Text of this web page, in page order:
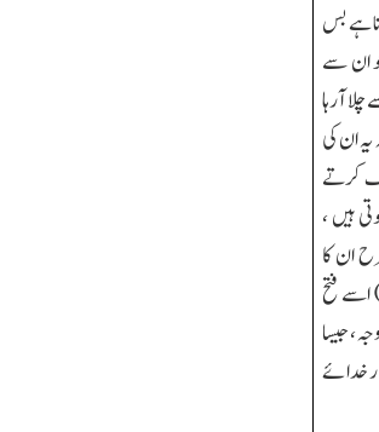
ہے بس
ان سے
آرہا
ان کی
کرتے
ہیں ،
ان کا
فتح
، جیسا
خدائے